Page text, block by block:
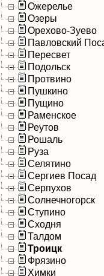
Ожерелье
Озеры
Орехово-Зуево
Павловский
Пересвет
Подольск
Протвино
Пушкино
Пущино
Раменское
Реутов
Рошаль
Руза
Селятино
Сергиев Посад
Серпухов
Солнечногорск
Ступино
Сходня
Талдом
Троицк
Фрязино
Химки